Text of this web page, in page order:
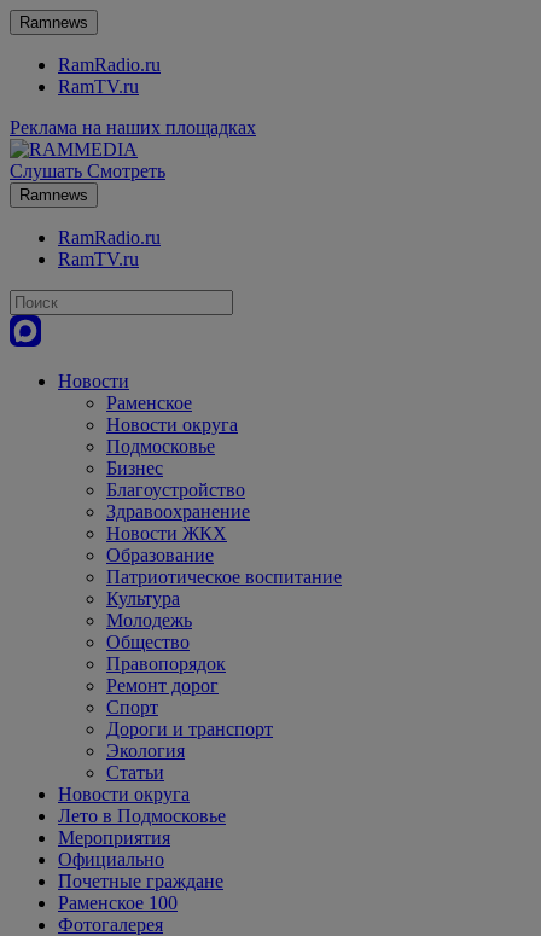
Ramnews
RamRadio.ru
RamTV.ru
Реклама на наших площадках
Слушать Смотреть
Ramnews
RamRadio.ru
RamTV.ru
Новости
Раменское
Новости округа
Подмосковье
Бизнес
Благоустройство
Здравоохранение
Новости ЖКХ
Образование
Патриотическое воспитание
Культура
Молодежь
Общество
Правопорядок
Ремонт дорог
Спорт
Дороги и транспорт
Экология
Статьи
Новости округа
Лето в Подмосковье
Мероприятия
Официально
Почетные граждане
Раменское 100
Фотогалерея